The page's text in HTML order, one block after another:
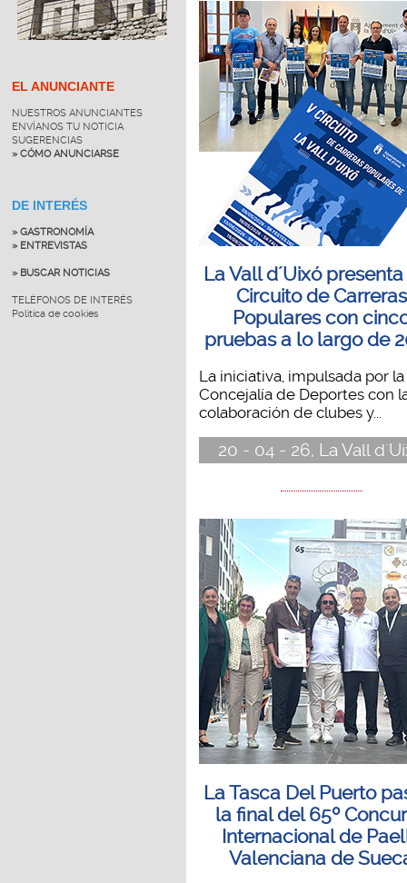
EL ANUNCIANTE
NUESTROS ANUNCIANTES
ENVÍANOS TU NOTICIA
SUGERENCIAS
» CÓMO ANUNCIARSE
DE INTERÉS
» GASTRONOMÍA
» ENTREVISTAS
» BUSCAR NOTICIAS
TELÉFONOS DE INTERÉS
Política de cookies
La Vall d´Uixó presenta
Circuito de Carreras
Populares con
pruebas a lo largo de
La iniciativa, impulsada por la
Concejalía de Deportes con
colaboración de clubes y...
20 - 04 - 26, La Vall
La Tasca Del Puerto
la final del 65º
Internacional de
Valenciana de